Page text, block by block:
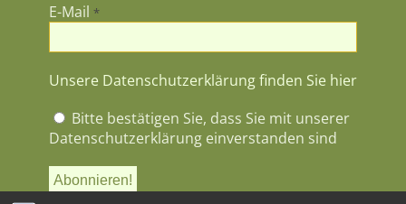
E-Mail *
Unsere Datenschutzerklärung finden Sie hier
Bitte bestätigen Sie, dass Sie mit unserer
Datenschutzerklärung einverstanden sind